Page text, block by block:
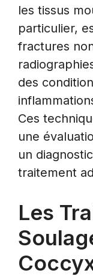
les tissus
particulier,
fractures
des
Ces
une
un
traitement
Les